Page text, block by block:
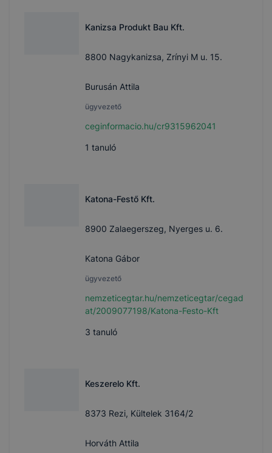
Kanizsa Produkt Bau Kft.
8800 Nagykanizsa, Zrínyi M u. 15.
Burusán Attila
ügyvezető
ceginformacio.hu/cr9315962041
1 tanuló
Katona-Festő Kft.
8900 Zalaegerszeg, Nyerges u. 6.
Katona Gábor
ügyvezető
nemzeticegtar.hu/nemzeticegtar/cegad
at/2009077198/Katona-Festo-Kft
3 tanuló
Keszerelo Kft.
8373 Rezi, Kültelek 3164/2
Horváth Attila